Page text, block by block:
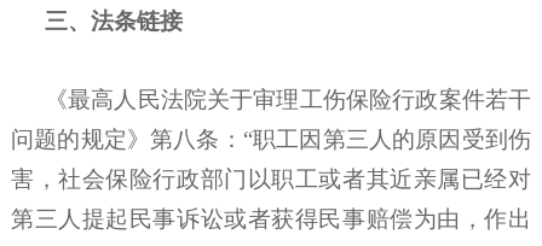
三、法条链接
《最高人民法院关于审理工伤保险行政案件若干
问题的规定》第八条： “职工因第三人的原因受到伤
害，社会保险行政部门以职工或者其近亲属已经对
第三人提起民事诉讼或者获得民事赔偿为由，作出